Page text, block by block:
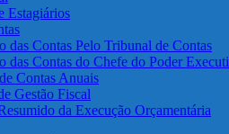
Estagiários
das Contas Pelo Tribunal de Contas
das Contas do Chefe do Poder
Contas Anuais
Gestão Fiscal
da Execução Orçamentária